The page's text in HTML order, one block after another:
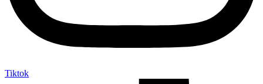
Tiktok